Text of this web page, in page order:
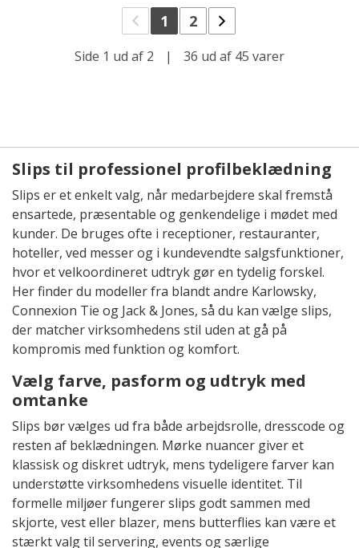
1 2
Side 1 ud af 2 | 36 ud af 45 varer
Slips til professionel profilbeklædning
Slips er et enkelt valg, når medarbejdere skal fremstå
ensartede, præsentable og genkendelige i mødet med
kunder. De bruges ofte i receptioner, restauranter,
hoteller, ved messer og i kundevendte salgsfunktioner,
hvor et velkoordineret udtryk gør en tydelig forskel.
Her finder du modeller fra blandt andre Karlowsky,
Connexion Tie og Jack & Jones, så du kan vælge slips,
der matcher virksomhedens stil uden at gå på
kompromis med funktion og komfort.
Vælg farve, pasform og udtryk med
omtanke
Slips bør vælges ud fra både arbejdsrolle, dresscode og
resten af beklædningen. Mørke nuancer giver et
klassisk og diskret udtryk, mens tydeligere farver kan
understøtte virksomhedens visuelle identitet. Til
formelle miljøer fungerer slips godt sammen med
skjorte, vest eller blazer, mens butterflies kan være et
stærkt valg til servering, events og særlige